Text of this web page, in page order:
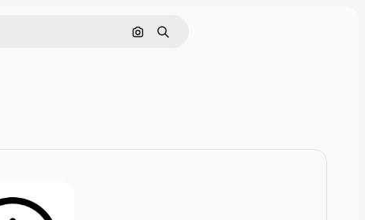
Rechercher par image
Rechercher